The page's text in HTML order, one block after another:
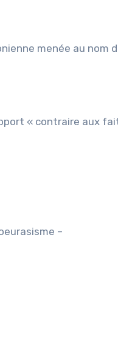
menée au nom
« contraire aux
–